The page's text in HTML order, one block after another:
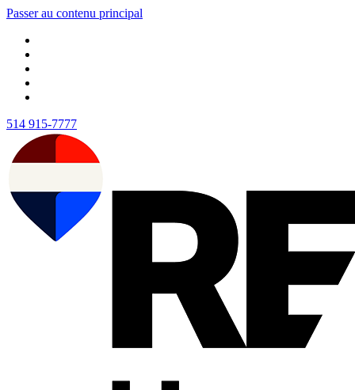
Passer au contenu principal
514 915-7777